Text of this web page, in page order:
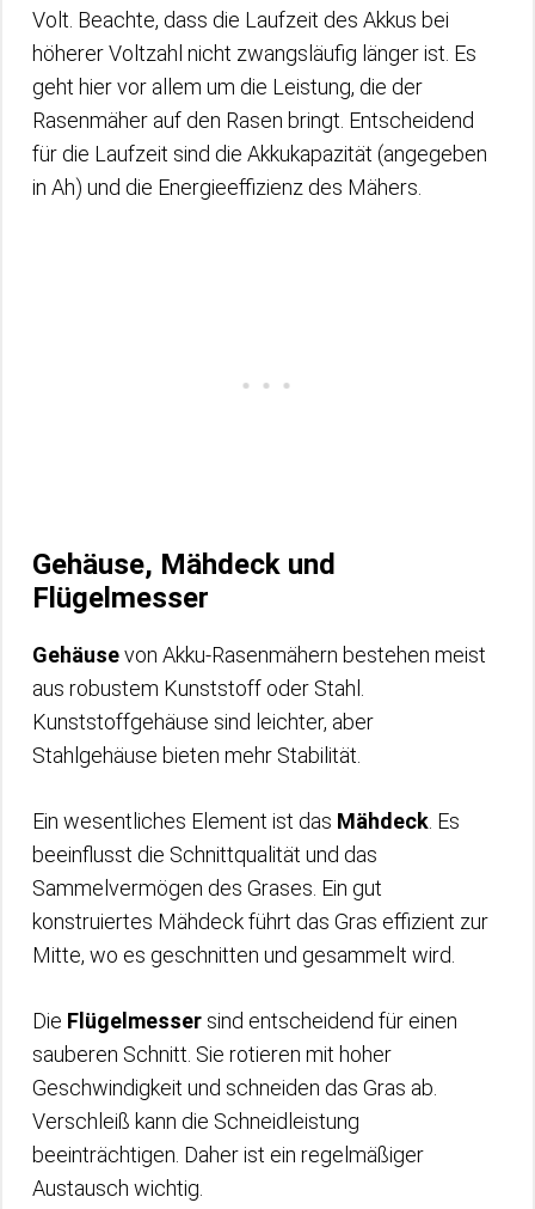
Volt. Beachte, dass die Laufzeit des Akkus bei
höherer Voltzahl nicht zwangsläufig länger ist. Es
geht hier vor allem um die Leistung, die der
Rasenmäher auf den Rasen bringt. Entscheidend
für die Laufzeit sind die Akkukapazität (angegeben
in Ah) und die Energieeffizienz des Mähers.
Gehäuse, Mähdeck und
Flügelmesser
Gehäusevon Akku-Rasenmähern bestehen meist
aus robustem Kunststoff oder Stahl.
Kunststoffgehäuse sind leichter, aber
Stahlgehäuse bieten mehr Stabilität.
Ein wesentliches Element ist das Mähdeck . Es
beeinflusst die Schnittqualität und das
Sammelvermögen des Grases. Ein gut
konstruiertes Mähdeck führt das Gras effizient zur
Mitte, wo es geschnitten und gesammelt wird.
Die Flügelmesser sind entscheidend für einen
sauberen Schnitt. Sie rotieren mit hoher
Geschwindigkeit und schneiden das Gras ab.
Verschleiß kann die Schneidleistung
beeinträchtigen. Daher ist ein regelmäßiger
Austausch wichtig.